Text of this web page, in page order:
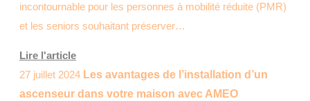
incontournable pour les personnes à mobilité réduite (PMR)
et les seniors souhaitant préserver…
Lire l'article
27 juillet 2024 Les avantages de l’installation d’un
ascenseur dans votre maison avec AMEO